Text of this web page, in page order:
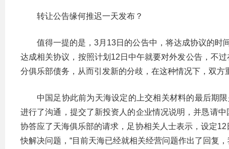
转让公告缘何推迟一天发布？
值得一提的是，3月13日的公告中，将达成协议的时
达成相关协议，按照计划12日中午就要对外发公告，不
分俱乐部债务，从而引发新的分歧，在这种情况下，双
中国足协此前为天海设定的上交相关材料的最后期
进行了沟通，提交了新投资人的企业情况说明，并恳请
协答应了天海俱乐部的请求，足协相关人士表示，设定
快解决问题，“目前天海已经就相关经营问题作出了回复